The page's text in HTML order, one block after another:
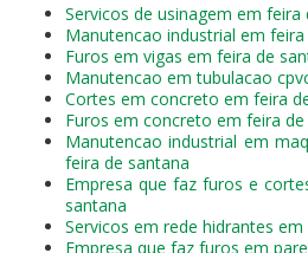
Servicos de usinagem em feira
Manutencao industrial em
Furos em vigas em feira de
Manutencao em tubulacao
Cortes em concreto em feira
Furos em concreto em feira de
Manutencao industrial em
feira de santana
Empresa que faz furos e
santana
Servicos em rede hidrantes
Empresa que faz furos em